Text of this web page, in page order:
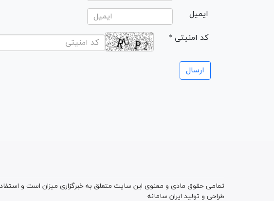
ایمیل
* کد امنیتی
تمامی حقوق مادی و معنوی این سایت متعلق به خبرگزاری میزان است و
طراحی و تولید ایران سامانه